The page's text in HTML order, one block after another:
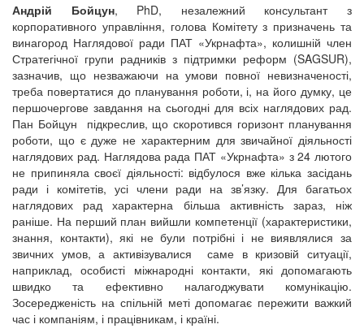
Андрій Бойцун, PhD, незалежний консультант з
корпоративного управління, голова Комітету з призначень та
винагород Наглядової ради ПАТ «Укрнафта», колишній член
Стратегічної групи радників з підтримки реформ (SAGSUR),
зазначив, що незважаючи на умови повної невизначеності,
треба повертатися до планування роботи, і, на його думку, це
першочергове завдання на сьогодні для всіх наглядових рад.
Пан Бойцун підкреслив, що скоротився горизонт планування
роботи, що є дуже не характерним для звичайної діяльності
наглядових рад. Наглядова рада ПАТ «Укрнафта» з 24 лютого
не припиняла своєї діяльності: відбулося вже кілька засідань
ради і комітетів, усі члени ради на зв’язку. Для багатьох
наглядових рад характерна більша активність зараз, ніж
раніше. На перший план вийшли компетенції (характеристики,
знання, контакти), які не були потрібні і не виявлялися за
звичних умов, а активізувалися саме в кризовій ситуації,
наприклад, особисті міжнародні контакти, які допомагають
швидко та ефективно налагоджувати комунікацію.
Зосередженість на спільній меті допомагає пережити важкий
час і компаніям, і працівникам, і країні.